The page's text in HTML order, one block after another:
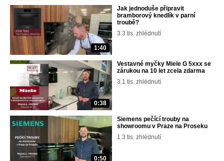
1:40
Jak jednoduše připravit
bramborový knedlík v parní
troubě?
3.3 tis. zhlédnutí
0:38
Vestavné myčky Miele G 5xxx se
zárukou na 10 let zcela zdarma
3.1 tis. zhlédnutí
0:50
Siemens pečící trouby na
showroomu v Praze na Proseku
1.3 tis. zhlédnutí